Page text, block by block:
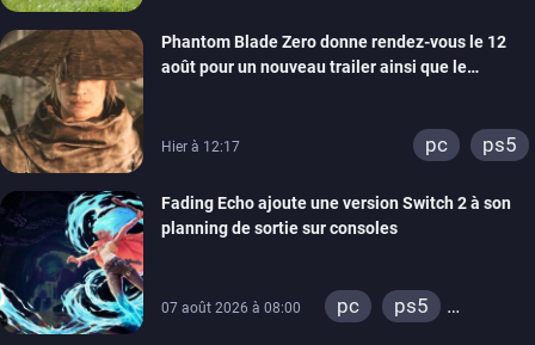
Phantom Blade Zero donne rendez-vous le 12
août pour un nouveau trailer ainsi que le
Hier à 12:17 pc ps5
Fading Echo ajoute une version Switch 2 à son
planning de sortie sur consoles
07 août 2026 à 08:00 pc
ps5